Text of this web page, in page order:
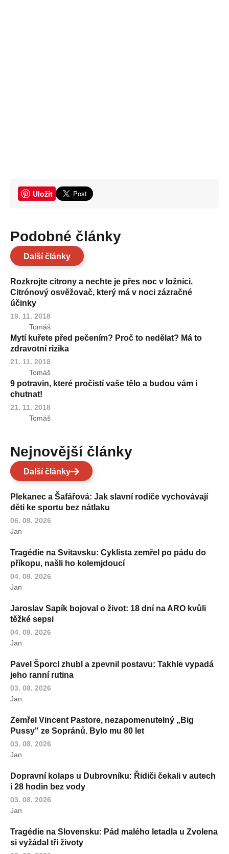
Uložit
Podobné články
Další články
Rozkrojte citrony a nechte je přes noc v ložnici.
Citrónový osvěžovač, který má v noci zázračné
účinky
19. 11. 2018
Tomáš
Mytí kuřete před pečením? Proč to nedělat? Má to
zdravotní rizika
21. 11. 2018
Tomáš
9 potravin, které pročistí vaše tělo a budou vám i
chutnat!
21. 11. 2018
Tomáš
Nejnovější články
Další články
Plekanec a Šafářová: Jak slavní rodiče vychovávají
děti ke sportu bez nátlaku
06. 08. 2026
Jan
Tragédie na Svitavsku: Cyklista zemřel po pádu do
příkopu, našli ho kolemjdoucí
04. 08. 2026
Jan
Jaroslav Sapík bojoval o život: 18 dní na ARO kvůli
těžké sepsi
04. 08. 2026
Jan
Pavel Šporcl zhubl a zpevnil postavu: Takhle vypadá
jeho ranní rutina
03. 08. 2026
Jan
Zemřel Vincent Pastore, nezapomenutelný „Big
Pussy" ze Sopránů. Bylo mu 80 let
03. 08. 2026
Jan
Dopravní kolaps u Dubrovníku: Řidiči čekali v autech
i 28 hodin bez vody
03. 08. 2026
Jan
Tragédie na Slovensku: Pád malého letadla u Zvolena
si vyžádal tři životy